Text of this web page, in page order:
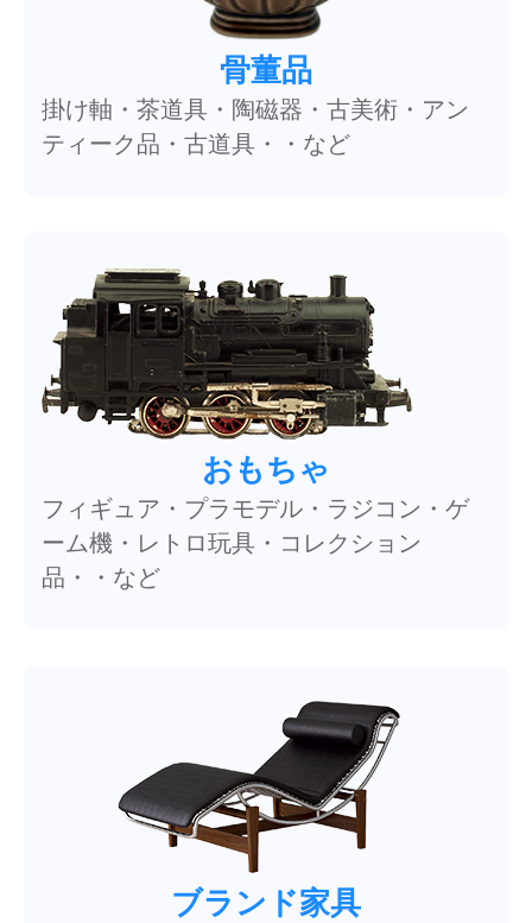
骨董品
掛け軸・茶道具・陶磁器・古美術・アン
ティーク品・古道具・・など
おもちゃ
フィギュア・プラモデル・ラジコン・ゲ
ーム機・レトロ玩具・コレクション
品・・など
ブランド家具